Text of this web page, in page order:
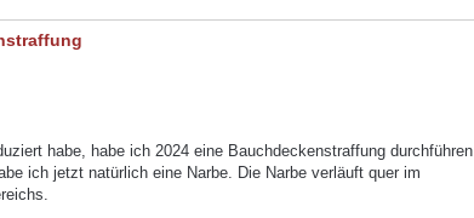
habe, habe ich 2024 eine Bauchdeckenstraffung durchführen
ich jetzt natürlich eine Narbe. Die Narbe verläuft quer im